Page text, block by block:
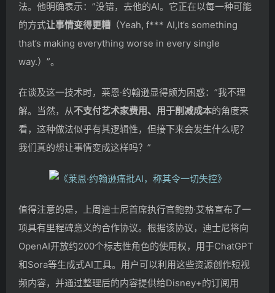
法。他明确表示：”没错，去他的AI。它正在以每一种可能
的方式让事情变得更糟 （Yeah, f*** AI,It’s something
that’s making everything worse in every single
way.）”。
在谈及这一技术时，莱恩·约翰逊显得颇为困惑：”我不理
解。当然，从不支付艺术家费用、用于削减成本的角度来
看，这种做法似乎有其逻辑性，但接下来会发生什么呢？
我们真的想让事情变成这样吗？”
值得注意的是，上周迪士尼首席执行官鲍勃·艾格宣布了一
项具有里程碑意义的合作协议。根据该协议，迪士尼将向
OpenAI开放约200个标志性角色的使用权，用于ChatGPT
和Sora等生成式AI工具。用户可以利用这些资源创作短视
频内容，并通过整理后的内容提供给Disney+的订阅用